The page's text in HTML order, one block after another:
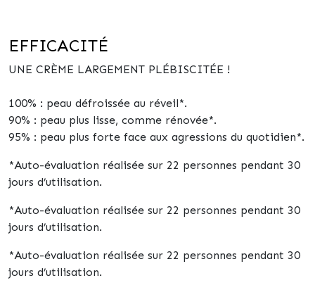
EFFICACITÉ
UNE CRÈME LARGEMENT PLÉBISCITÉE !
100% : peau défroissée au réveil*.
90% : peau plus lisse, comme rénovée*.
95% : peau plus forte face aux agressions du quotidien*.
*Auto-évaluation réalisée sur 22 personnes pendant 30
jours d’utilisation.
*Auto-évaluation réalisée sur 22 personnes pendant 30
jours d’utilisation.
*Auto-évaluation réalisée sur 22 personnes pendant 30
jours d’utilisation.